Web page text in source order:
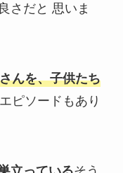
さだと 思いま
んを、子供たち
ピソードもあり